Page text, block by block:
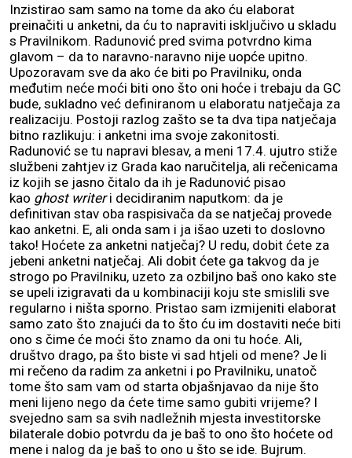
Inzistirao sam samo na tome da ako ću elaborat
preinačiti u anketni, da ću to napraviti isključivo u skladu
s Pravilnikom. Radunović pred svima potvrdno kima
glavom – da to naravno-naravno nije uopće upitno.
Upozoravam sve da ako će biti po Pravilniku, onda
međutim neće moći biti ono što oni hoće i trebaju da GC
bude, sukladno već definiranom u elaboratu natječaja za
realizaciju. Postoji razlog zašto se ta dva tipa natječaja
bitno razlikuju: i anketni ima svoje zakonitosti.
Radunović se tu napravi blesav, a meni 17.4. ujutro stiže
službeni zahtjev iz Grada kao naručitelja, ali rečenicama
iz kojih se jasno čitalo da ih je Radunović pisao
kao ghost writeri decidiranim naputkom: da je
definitivan stav oba raspisivača da se natječaj provede
kao anketni. E, ali onda sam i ja išao uzeti to doslovno
tako! Hoćete za anketni natječaj? U redu, dobit ćete za
jebeni anketni natječaj. Ali dobit ćete ga takvog da je
strogo po Pravilniku, uzeto za ozbiljno baš ono kako ste
se upeli izigravati da u kombinaciji koju ste smislili sve
regularno i ništa sporno. Pristao sam izmijeniti elaborat
samo zato što znajući da to što ću im dostaviti neće biti
ono s čime će moći što znamo da oni tu hoće. Ali,
društvo drago, pa što biste vi sad htjeli od mene? Je li
mi rečeno da radim za anketni i po Pravilniku, unatoč
tome što sam vam od starta objašnjavao da nije što
meni lijeno nego da ćete time samo gubiti vrijeme? I
svejedno sam sa svih nadležnih mjesta investitorske
bilaterale dobio potvrdu da je baš to ono što hoćete od
mene i nalog da je baš to ono u što se ide. Bujrum.